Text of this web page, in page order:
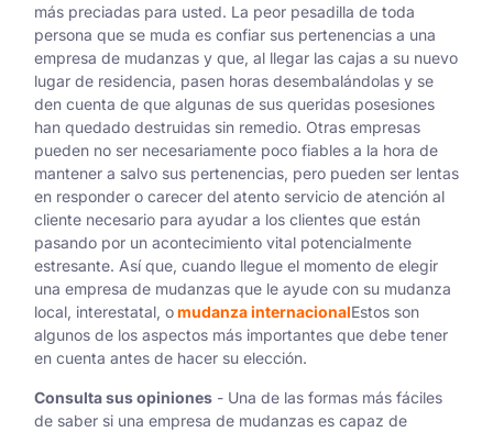
más preciadas para usted. La peor pesadilla de toda
persona que se muda es confiar sus pertenencias a una
empresa de mudanzas y que, al llegar las cajas a su nuevo
lugar de residencia, pasen horas desembalándolas y se
den cuenta de que algunas de sus queridas posesiones
han quedado destruidas sin remedio. Otras empresas
pueden no ser necesariamente poco fiables a la hora de
mantener a salvo sus pertenencias, pero pueden ser lentas
en responder o carecer del atento servicio de atención al
cliente necesario para ayudar a los clientes que están
pasando por un acontecimiento vital potencialmente
estresante. Así que, cuando llegue el momento de elegir
una empresa de mudanzas que le ayude con su mudanza
local, interestatal, omudanza internacionalEstos son
algunos de los aspectos más importantes que debe tener
en cuenta antes de hacer su elección.
Consulta sus opiniones - Una de las formas más fáciles
de saber si una empresa de mudanzas es capaz de